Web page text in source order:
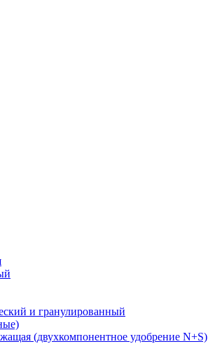
и гранулированный
(двухкомпонентное удобрение N+S)